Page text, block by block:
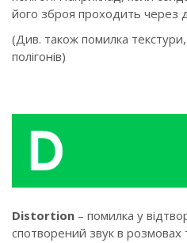
його зброя проходить через
(Див. також помилка
полігонів)
Distortion – помилка у
спотворений звук в розмовах